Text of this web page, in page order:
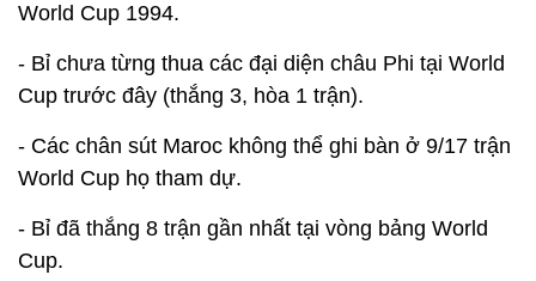
World Cup 1994.
- Bỉ chưa từng thua các đại diện châu Phi tại World
Cup trước đây (thắng 3, hòa 1 trận).
- Các chân sút Maroc không thể ghi bàn ở 9/17 trận
World Cup họ tham dự.
- Bỉ đã thắng 8 trận gần nhất tại vòng bảng World
Cup.